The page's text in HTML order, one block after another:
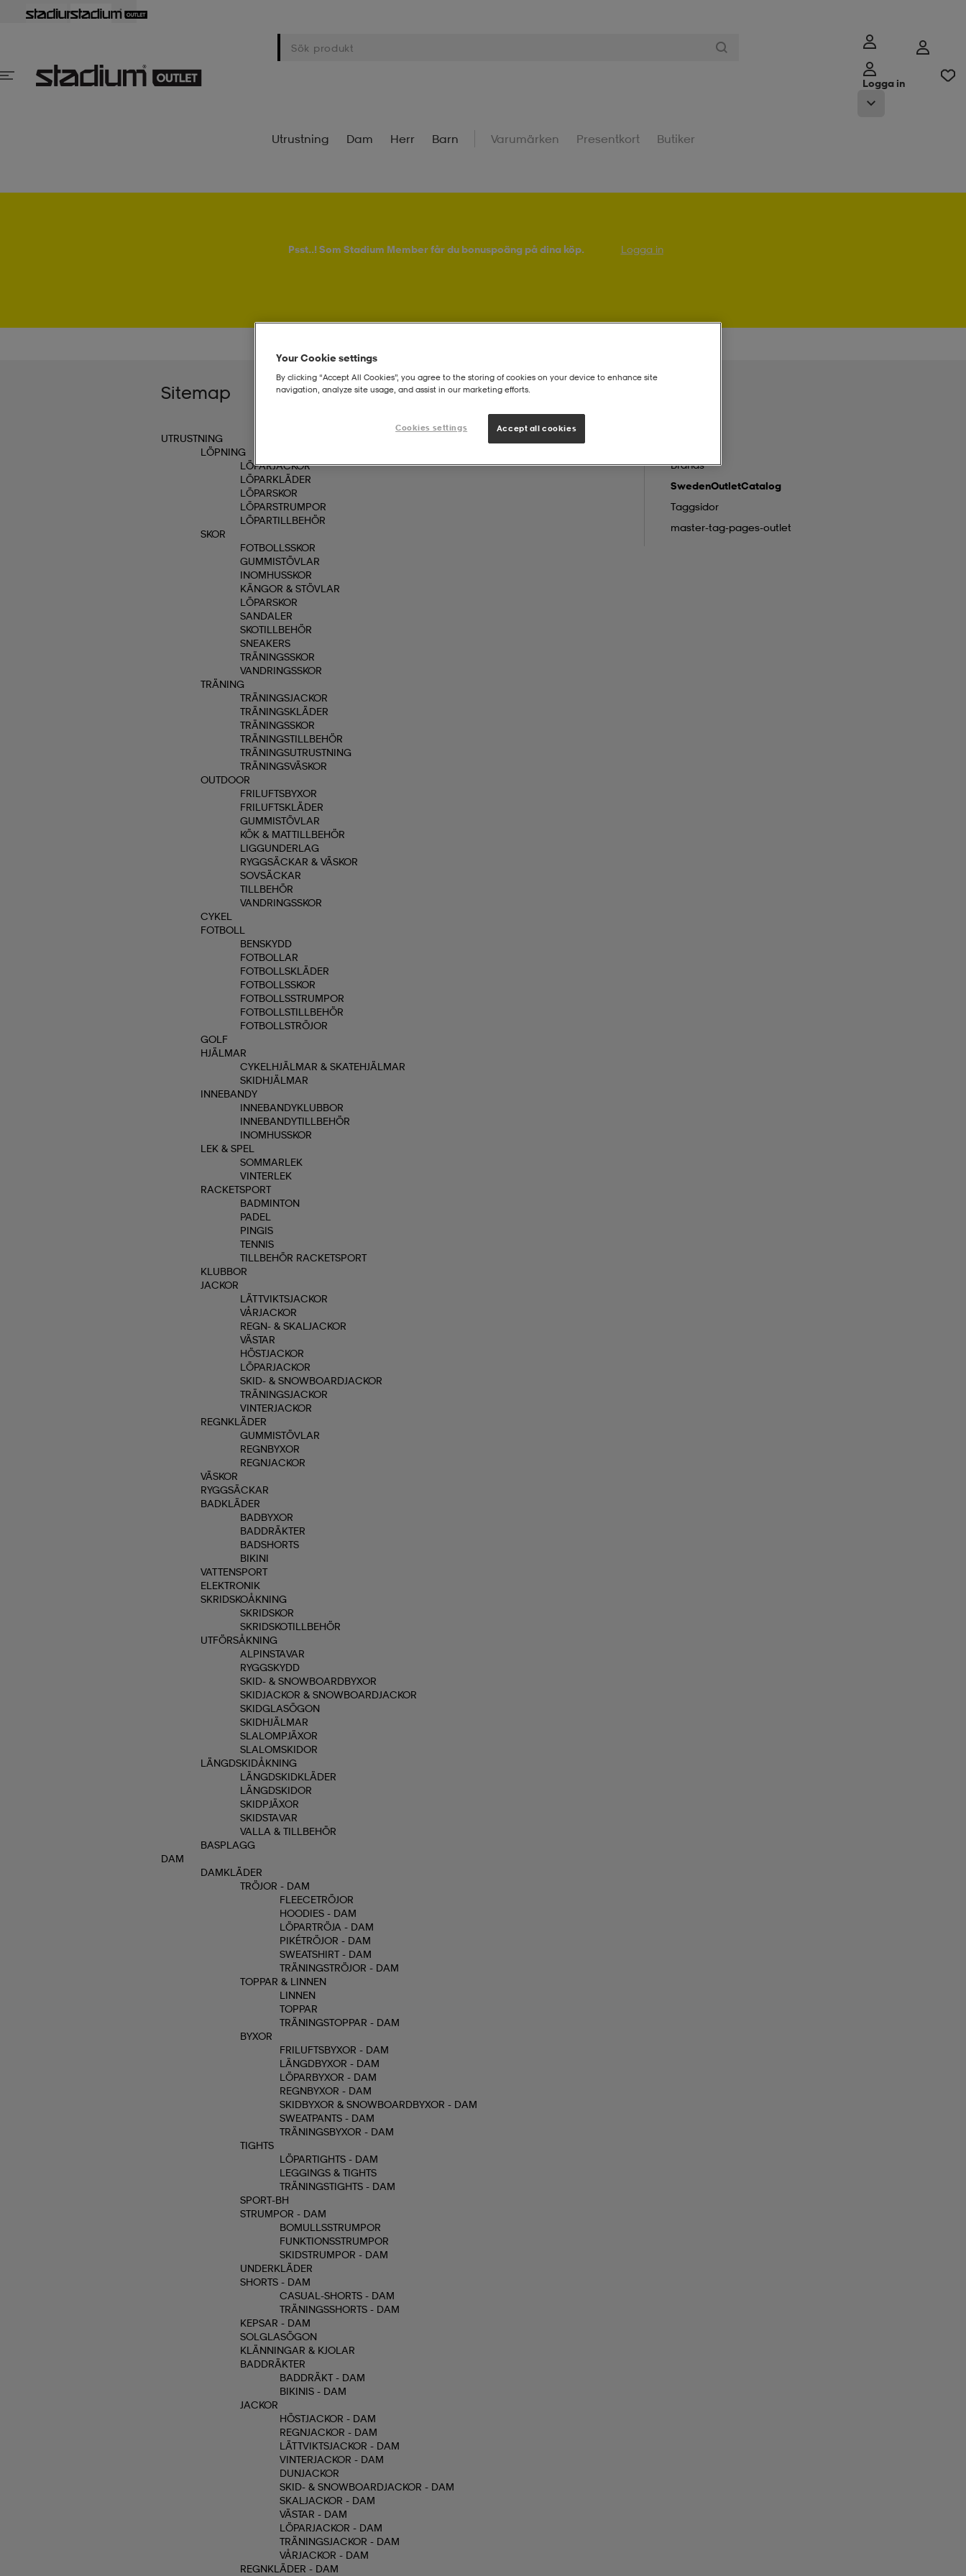
Logga in
Utrustning Dam Herr Barn Varumärken Presentkort Butiker
Psst..! Som Stadium Member får du bonuspoäng på dina köp. Logga in
Sitemap
Brands
SwedenOutletCatalog
Taggsidor
master-tag-pages-outlet
UTRUSTNING
LÖPNING
LÖPARJACKOR
LÖPARKLÄDER
LÖPARSKOR
LÖPARSTRUMPOR
LÖPARTILLBEHÖR
SKOR
FOTBOLLSSKOR
GUMMISTÖVLAR
INOMHUSSKOR
KÄNGOR & STÖVLAR
LÖPARSKOR
SANDALER
SKOTILLBEHÖR
SNEAKERS
TRÄNINGSSKOR
VANDRINGSSKOR
TRÄNING
TRÄNINGSJACKOR
TRÄNINGSKLÄDER
TRÄNINGSSKOR
TRÄNINGSTILLBEHÖR
TRÄNINGSUTRUSTNING
TRÄNINGSVÄSKOR
OUTDOOR
FRILUFTSBYXOR
FRILUFTSKLÄDER
GUMMISTÖVLAR
KÖK & MATTILLBEHÖR
LIGGUNDERLAG
RYGGSÄCKAR & VÄSKOR
SOVSÄCKAR
TILLBEHÖR
VANDRINGSSKOR
CYKEL
FOTBOLL
BENSKYDD
FOTBOLLAR
FOTBOLLSKLÄDER
FOTBOLLSSKOR
FOTBOLLSSTRUMPOR
FOTBOLLSTILLBEHÖR
FOTBOLLSTRÖJOR
GOLF
HJÄLMAR
CYKELHJÄLMAR & SKATEHJÄLMAR
SKIDHJÄLMAR
INNEBANDY
INNEBANDYKLUBBOR
INNEBANDYTILLBEHÖR
INOMHUSSKOR
LEK & SPEL
SOMMARLEK
VINTERLEK
RACKETSPORT
BADMINTON
PADEL
PINGIS
TENNIS
TILLBEHÖR RACKETSPORT
KLUBBOR
JACKOR
LÄTTVIKTSJACKOR
VÅRJACKOR
REGN- & SKALJACKOR
VÄSTAR
HÖSTJACKOR
LÖPARJACKOR
SKID- & SNOWBOARDJACKOR
TRÄNINGSJACKOR
VINTERJACKOR
REGNKLÄDER
GUMMISTÖVLAR
REGNBYXOR
REGNJACKOR
VÄSKOR
RYGGSÄCKAR
BADKLÄDER
BADBYXOR
BADDRÄKTER
BADSHORTS
BIKINI
VATTENSPORT
ELEKTRONIK
SKRIDSKOÅKNING
SKRIDSKOR
SKRIDSKOTILLBEHÖR
UTFÖRSÅKNING
ALPINSTAVAR
RYGGSKYDD
SKID- & SNOWBOARDBYXOR
SKIDJACKOR & SNOWBOARDJACKOR
SKIDGLASÖGON
SKIDHJÄLMAR
SLALOMPJÄXOR
SLALOMSKIDOR
LÄNGDSKIDÅKNING
LÄNGDSKIDKLÄDER
LÄNGDSKIDOR
SKIDPJÄXOR
SKIDSTAVAR
VALLA & TILLBEHÖR
BASPLAGG
DAM
DAMKLÄDER
TRÖJOR - DAM
FLEECETRÖJOR
HOODIES - DAM
LÖPARTRÖJA - DAM
PIKÉTRÖJOR - DAM
SWEATSHIRT - DAM
TRÄNINGSTRÖJOR - DAM
TOPPAR & LINNEN
LINNEN
TOPPAR
TRÄNINGSTOPPAR - DAM
BYXOR
FRILUFTSBYXOR - DAM
LÄNGDBYXOR - DAM
LÖPARBYXOR - DAM
REGNBYXOR - DAM
SKIDBYXOR & SNOWBOARDBYXOR - DAM
SWEATPANTS - DAM
TRÄNINGSBYXOR - DAM
TIGHTS
LÖPARTIGHTS - DAM
LEGGINGS & TIGHTS
TRÄNINGSTIGHTS - DAM
SPORT-BH
STRUMPOR - DAM
BOMULLSSTRUMPOR
FUNKTIONSSTRUMPOR
SKIDSTRUMPOR - DAM
UNDERKLÄDER
SHORTS - DAM
CASUAL-SHORTS - DAM
TRÄNINGSSHORTS - DAM
KEPSAR - DAM
SOLGLASÖGON
KLÄNNINGAR & KJOLAR
BADDRÄKTER
BADDRÄKT - DAM
BIKINIS - DAM
JACKOR
HÖSTJACKOR - DAM
REGNJACKOR - DAM
LÄTTVIKTSJACKOR - DAM
VINTERJACKOR - DAM
DUNJACKOR
SKID- & SNOWBOARDJACKOR - DAM
SKALJACKOR - DAM
VÄSTAR - DAM
LÖPARJACKOR - DAM
TRÄNINGSJACKOR - DAM
VÅRJACKOR - DAM
REGNKLÄDER - DAM
Your Cookie settings
By clicking “Accept All Cookies”, you agree to the storing of cookies on your device to enhance site
navigation, analyze site usage, and assist in our marketing efforts.
Cookies settings Accept all cookies